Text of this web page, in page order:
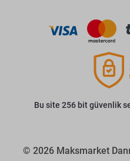
Bu site 256 bit güvenlik
© 2026 Maksmarket